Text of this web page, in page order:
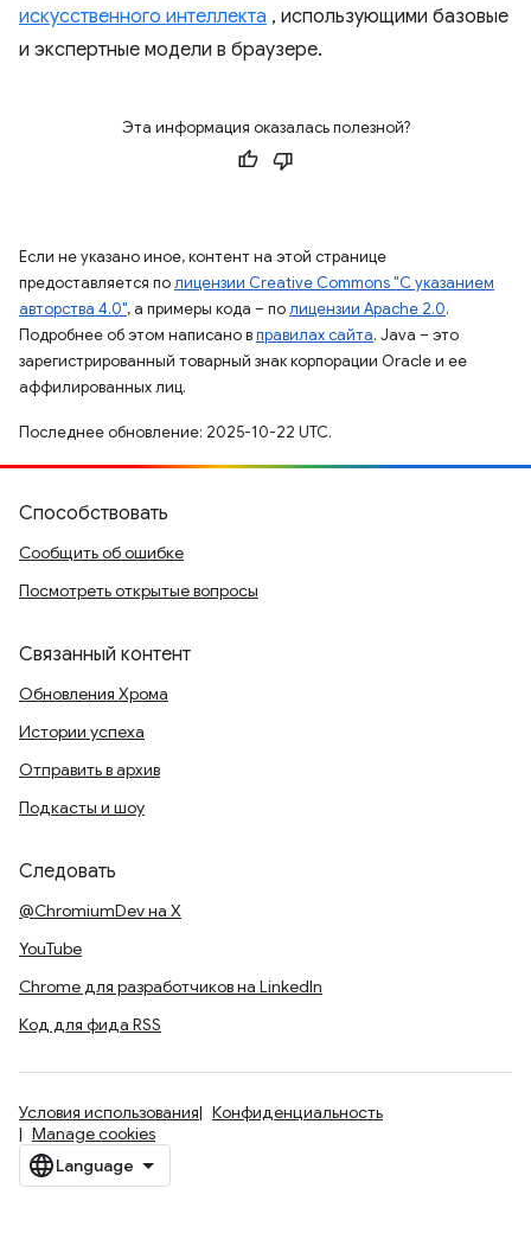
искусственного интеллекта , использующими базовые
и экспертные модели в браузере.
Эта информация оказалась полезной?
Если не указано иное, контент на этой странице
предоставляется полицензии Creative Commons "С указанием
авторства 4.0", а примеры кода – полицензии Apache 2.0.
Подробнее об этом написано вправилах сайта. Java – это
зарегистрированный товарный знак корпорации Oracle и ее
аффилированных лиц.
Последнее обновление: 2025-10-22 UTC.
Способствовать
Сообщить об ошибке
Посмотреть открытые вопросы
Связанный контент
Обновления Хрома
Истории успеха
Отправить в архив
Подкасты и шоу
Следовать
@ChromiumDev на X
YouTube
Chrome для разработчиков на LinkedIn
Код для фида RSS
Условия использования
Конфиденциальность
Manage cookies